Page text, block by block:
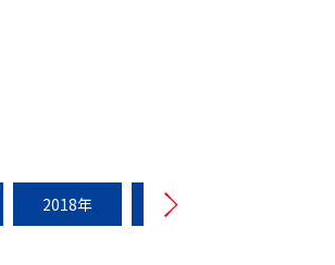
2018年 2017年